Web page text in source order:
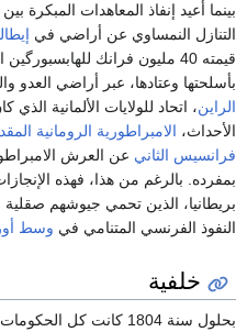
بينما أعيد إنفاذ المعاهدات المبكرة
التنازل النمساوي عن أراضي في
قيمته 40 مليون فرانك
بأسلحتها وعتادها، عبر أراضي العدو
الراين، اتحاد للولايات الألمانية
الأحداث، الامبراطورية الرومانية
فرانسيس الثاني عن العرش
بمفرده. بالرغم من هذا، فهذه
بريطانيا، الذين تحمي جيوشهم
النفوذ الفرنسي المتنامي في وسط
خلفية
بحلول سنة 1804 كانت